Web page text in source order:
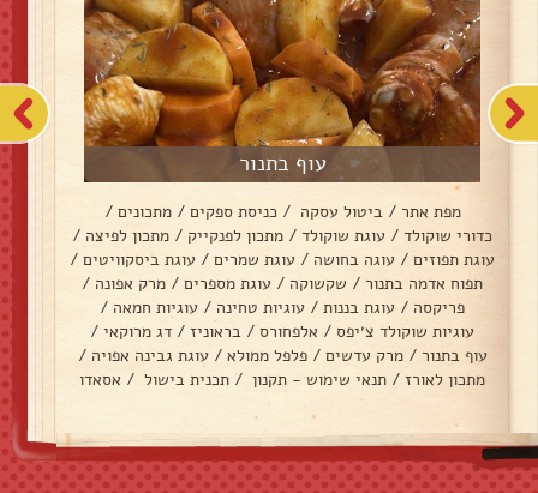
עוף בתנור
מפת אתר / ביטול עסקה / כניסת ספקים / מתכונים /
כדורי שוקולד / עוגת שוקולד / מתכון לפנקייק / מתכון לפיצה /
עוגת תפוזים / עוגה בחושה / עוגת שמרים / עוגת ביסקוויטים /
תפוח אדמה בתנור / שקשוקה / עוגת מספרים / מרק אפונה /
פריקסה / עוגת בננות / עוגיות טחינה / עוגיות חמאה /
עוגיות שוקולד צ׳יפס / אלפחורס / בראוניז / דג מרוקאי /
עוף בתנור / מרק עדשים / פלפל ממולא / עוגת גבינה אפויה /
מתכון לאורז / תנאי שימוש - תקנון / תכנית בישול / אסאדו